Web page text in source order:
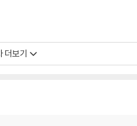
더보기